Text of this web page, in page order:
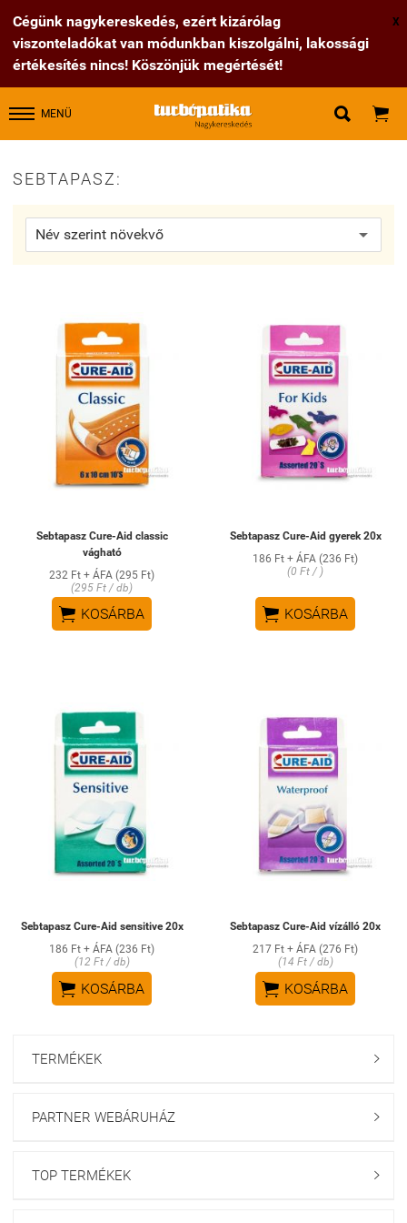
Cégünk nagykereskedés, ezért kizárólag
viszonteladókat van módunkban kiszolgálni, lakossági
értékesítés nincs! Köszönjük megértését!
X
MENÜ  
SEBTAPASZ:
Sebtapasz Cure-Aid classic
vágható
232 Ft + ÁFA (295 Ft)
(295 Ft / db)
 KOSÁRBA
Sebtapasz Cure-Aid gyerek 20x
186 Ft + ÁFA (236 Ft)
(0 Ft / )
 KOSÁRBA
Sebtapasz Cure-Aid sensitive 20x
186 Ft + ÁFA (236 Ft)
(12 Ft / db)
 KOSÁRBA
Sebtapasz Cure-Aid vízálló 20x
217 Ft + ÁFA (276 Ft)
(14 Ft / db)
 KOSÁRBA
TERMÉKEK 
PARTNER WEBÁRUHÁZ 
TOP TERMÉKEK 